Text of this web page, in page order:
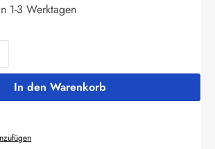
1-3 Werktagen
Gib den gewünschten
In den Warenkorb